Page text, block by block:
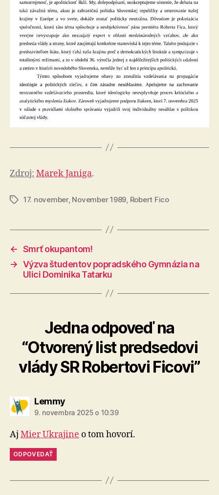
Zdroj: Marek Janiga.
Značky17. november, November 1989 Robert Fico
← Smrť okupantom!
→ Výzva študentov popradského Gymnázia na
Ulici Dominika Tatarku
Jedna odpoveď na
“Otvorený list predsedovi
vlády SR Robertovi Ficovi”
Lemmyhovorí:
9. novembra 2025 o 10:39
Aj Mier Ukrajine o tom hovorí.
ODPOVEDAŤ